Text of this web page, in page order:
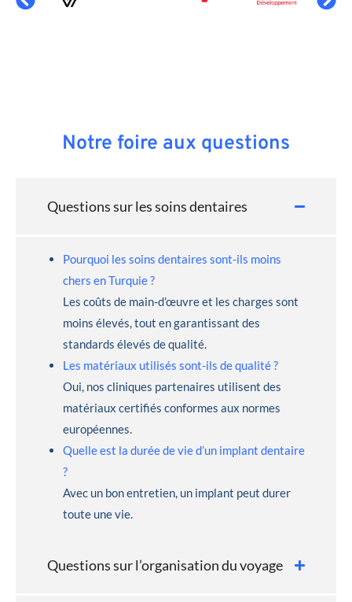
Notre foire aux questions
Questions sur les soins dentaires
Pourquoi les soins dentaires sont-ils moins
chers en Turquie ?
Les coûts de main-d’œuvre et les charges sont
moins élevés, tout en garantissant des
standards élevés de qualité.
Les matériaux utilisés sont-ils de qualité ?
Oui, nos cliniques partenaires utilisent des
matériaux certifiés conformes aux normes
européennes.
Quelle est la durée de vie d’un implant dentaire
?
Avec un bon entretien, un implant peut durer
toute une vie.
Questions sur l’organisation du voyage